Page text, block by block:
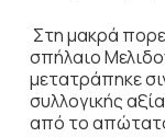
Στη μακρά
σπήλαιο
μετατράπηκε
συλλογικής
από το